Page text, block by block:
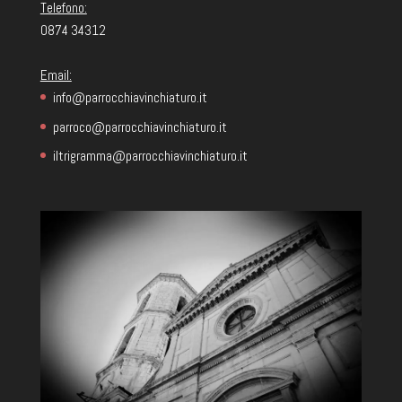
Telefono:
0874 34312
Email:
info@parrocchiavinchiaturo.it
parroco@parrocchiavinchiaturo.it
iltrigramma@parrocchiavinchiaturo.it